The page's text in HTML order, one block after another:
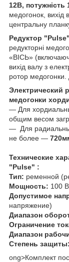
12В, потужність
медогонок, вихід
центральну
Редуктор "Pulse"
редукторні
«ВІСЬ»
вихід валу з
ротор
Электрический
медогонки
— Для
общим весом
— Для
не более —
Технические
"Pulse" :
Тип: ременной
Мощность: 100
Допустимое
напряжение)
Диапазон
Ограничение
Диапазон
Степень защиты:
ong>Комплект